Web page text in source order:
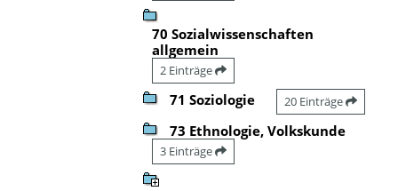
70 Sozialwissenschaften
allgemein
2 Einträge
71 Soziologie 20 Einträge
73 Ethnologie, Volkskunde
3 Einträge